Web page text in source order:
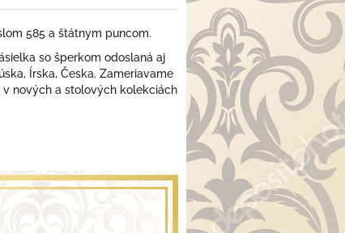
585 a štátnym puncom.
so šperkom odoslaná aj
Írska, Česka. Zameriavame
nových a stolových kolekciách